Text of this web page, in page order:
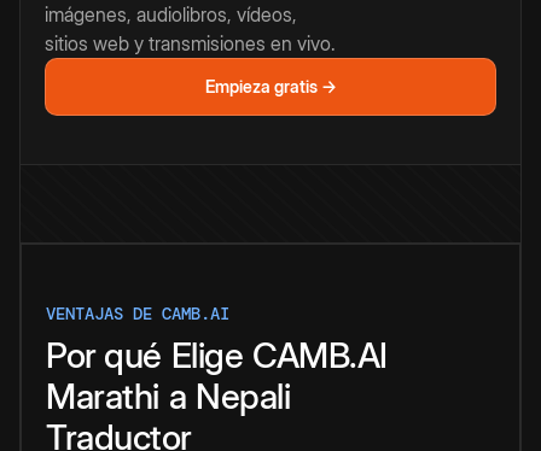
imágenes, audiolibros, vídeos,
sitios web y transmisiones en vivo.
Empieza gratis →
VENTAJAS DE CAMB.AI
Por qué Elige CAMB.AI
Marathi a Nepali
Traductor